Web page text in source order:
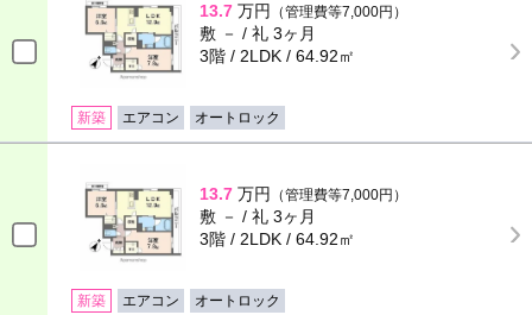
13.7 万円 （管理費等7,000円）
敷 － / 礼 3ヶ月
3階 / 2LDK / 64.92㎡
新築 エアコン オートロック
13.7 万円 （管理費等7,000円）
敷 － / 礼 3ヶ月
3階 / 2LDK / 64.92㎡
新築 エアコン オートロック